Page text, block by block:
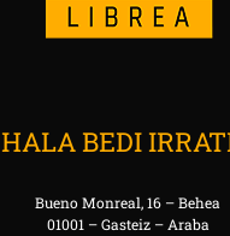
HALA BEDI
Bueno Monreal, 16 – Behea
01001 – Gasteiz – Araba